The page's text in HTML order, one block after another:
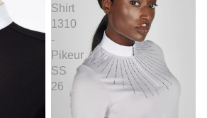
Shirt
1310
-
Pikeur
SS
26